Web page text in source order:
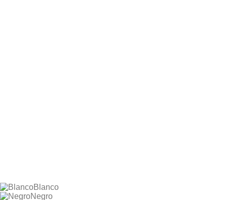
Blanco
Negro